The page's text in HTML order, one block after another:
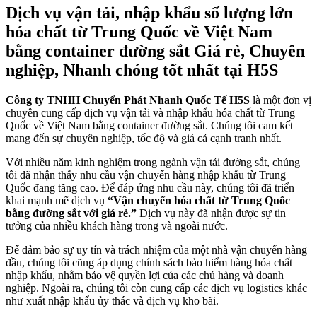
Dịch vụ vận tải, nhập khẩu số lượng lớn
hóa chất từ Trung Quốc về Việt Nam
bằng container đường sắt Giá rẻ, Chuyên
nghiệp, Nhanh chóng tốt nhất tại H5S
Công ty TNHH Chuyển Phát Nhanh Quốc Tế H5S là một đơn vị
chuyên cung cấp dịch vụ vận tải và nhập khẩu hóa chất từ Trung
Quốc về Việt Nam bằng container đường sắt. Chúng tôi cam kết
mang đến sự chuyên nghiệp, tốc độ và giá cả cạnh tranh nhất.
Với nhiều năm kinh nghiệm trong ngành vận tải đường sắt, chúng
tôi đã nhận thấy nhu cầu vận chuyển hàng nhập khẩu từ Trung
Quốc đang tăng cao. Để đáp ứng nhu cầu này, chúng tôi đã triển
khai mạnh mẽ dịch vụ “Vận chuyển hóa chất từ Trung Quốc
bằng đường sắt với giá rẻ.” Dịch vụ này đã nhận được sự tin
tưởng của nhiều khách hàng trong và ngoài nước.
Để đảm bảo sự uy tín và trách nhiệm của một nhà vận chuyển hàng
đầu, chúng tôi cũng áp dụng chính sách bảo hiểm hàng hóa chất
nhập khẩu, nhằm bảo vệ quyền lợi của các chủ hàng và doanh
nghiệp. Ngoài ra, chúng tôi còn cung cấp các dịch vụ logistics khác
như xuất nhập khẩu ủy thác và dịch vụ kho bãi.